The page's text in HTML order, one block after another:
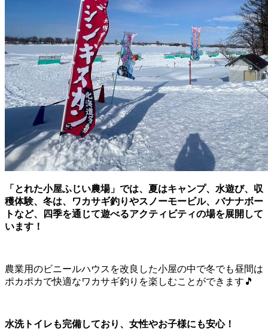
「とれた小屋ふじい農場」では、夏はキャンプ、水遊び、収
穫体験、冬は、ワカサギ釣りやスノーモービル、バナナボー
トなど、四季を通じて遊べるアクティビティの場を展開して
います！
農業用のビニールハウスを改良した小屋の中で冬でも昼間は
ポカポカで快適なワカサギ釣りを楽しむことができます🎵
水洗トイレも完備しており、女性やお子様にも安心！